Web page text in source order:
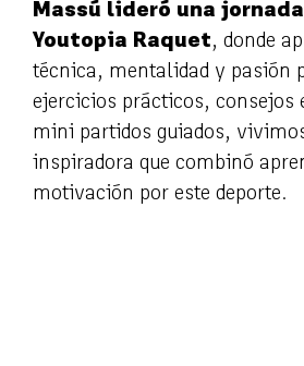
Massú lideró una
Youtopia Raquet, donde
técnica, mentalidad y pasión
ejercicios prácticos, consejos
mini partidos guiados,
inspiradora que combinó
motivación por este deporte.